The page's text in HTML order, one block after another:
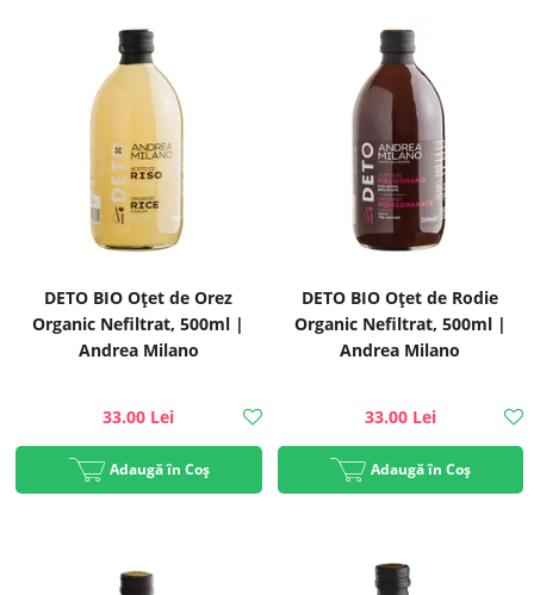
DETO BIO Oțet de Orez
Organic Nefiltrat, 500ml |
Andrea Milano
33.00 Lei
Adaugă în Coș
DETO BIO Oțet de Rodie
Organic Nefiltrat, 500ml |
Andrea Milano
33.00 Lei
Adaugă în Coș